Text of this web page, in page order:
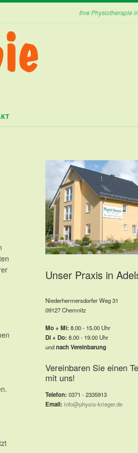
Ihre Physiotherapie
Unser Praxis in
Niederhermersdorfer Weg 31
09127 Chemnitz
Mo + Mi: 8.00 - 15.00 Uhr
Di + Do: 8.00 - 19.00 Uhr
undnach Vereinbarung
Vereinbaren Sie einen
mit uns!
Telefon: 0371 - 2335913
Email: info@physio-krieger.de